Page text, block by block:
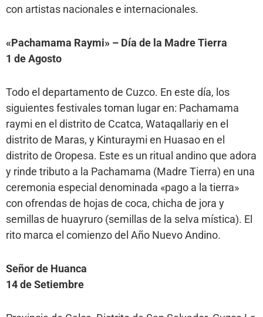
con artistas nacionales e internacionales.
«Pachamama Raymi» – Día de la Madre Tierra
1 de Agosto
Todo el departamento de Cuzco. En este día, los
siguientes festivales toman lugar en: Pachamama
raymi en el distrito de Ccatca, Wataqallariy en el
distrito de Maras, y Kinturaymi en Huasao en el
distrito de Oropesa. Este es un ritual andino que adora
y rinde tributo a la Pachamama (Madre Tierra) en una
ceremonia especial denominada «pago a la tierra»
con ofrendas de hojas de coca, chicha de jora y
semillas de huayruro (semillas de la selva mística). El
rito marca el comienzo del Año Nuevo Andino.
Señor de Huanca
14 de Setiembre